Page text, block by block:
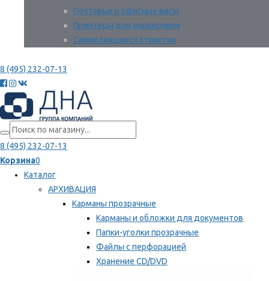
Почтовые и офисные весы
Принтеры для маркировки
Самоклеящиеся этикетки
8 (495) 232-07-13
8 (495) 232-07-13
Корзина0
Каталог
АРХИВАЦИЯ
Карманы прозрачные
Карманы и обложки для документов
Папки-уголки прозрачные
Файлы с перфорацией
Хранение CD/DVD